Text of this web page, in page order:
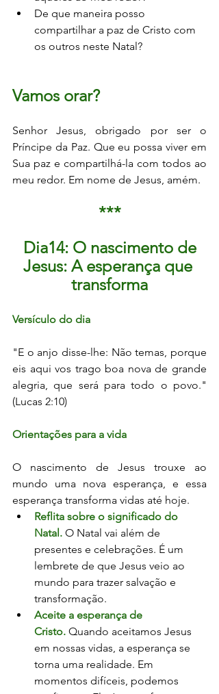
De que maneira posso
compartilhar a paz de Cristo com
os outros neste Natal?
Vamos orar?
Senhor Jesus, obrigado por ser o
Príncipe da Paz. Que eu possa viver em
Sua paz e compartilhá-la com todos ao
meu redor. Em nome de Jesus, amém.
***
Dia14: O nascimento de
Jesus: A esperança que
transforma
Versículo do dia
"E o anjo disse-lhe: Não temas, porque
eis aqui vos trago boa nova de grande
alegria, que será para todo o povo."
(Lucas 2:10)
Orientações para a vida
O nascimento de Jesus trouxe ao
mundo uma nova esperança, e essa
esperança transforma vidas até hoje.
Reflita sobre o significado do
Natal. O Natal vai além de
presentes e celebrações. É um
lembrete de que Jesus veio ao
mundo para trazer salvação e
transformação.
Aceite a esperança de
Cristo. Quando aceitamos Jesus
em nossas vidas, a esperança se
torna uma realidade. Em
momentos difíceis, podemos